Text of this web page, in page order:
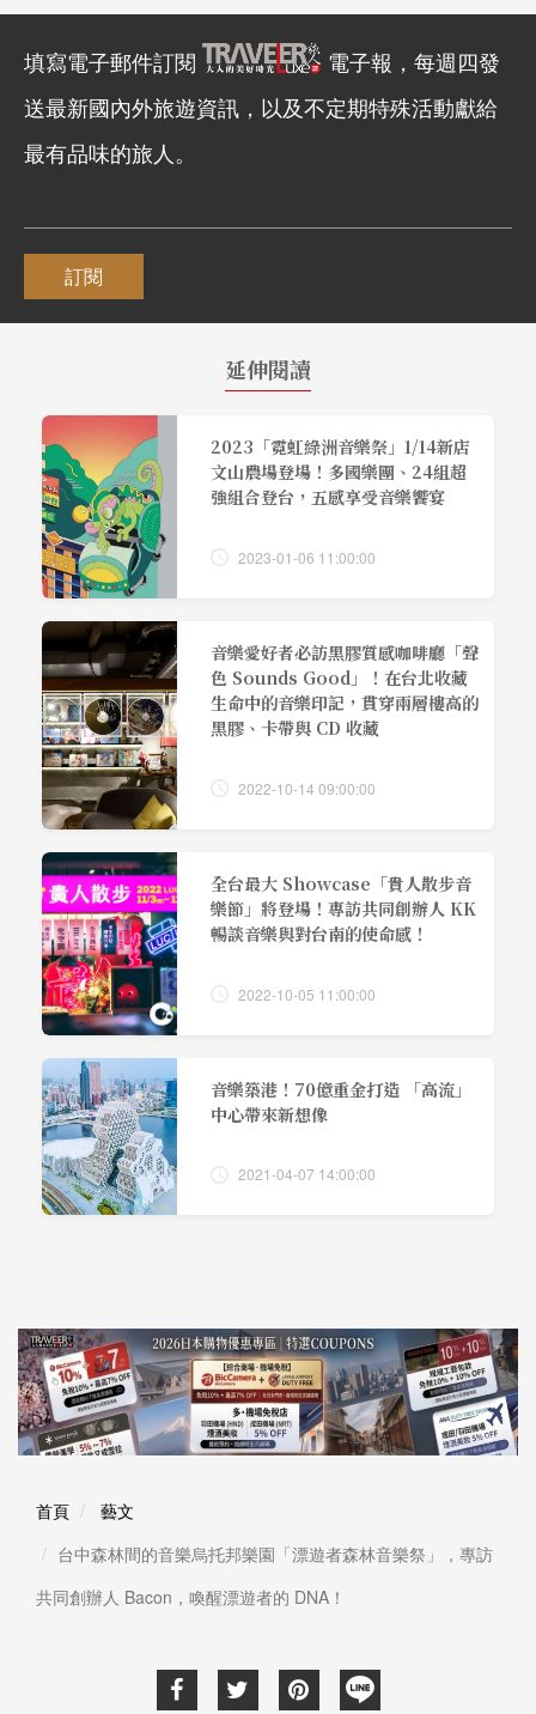
填寫電子郵件訂閱
電子報，每週四發
送最新國內外旅遊資訊，以及不定期特殊活動獻給
最有品味的旅人。
訂閱
延伸閱讀
2023「霓虹綠洲音樂祭」1/14新店
文山農場登場！多國樂團、24組超
強組合登台，五感享受音樂饗宴
2023-01-06 11:00:00
音樂愛好者必訪黑膠質感咖啡廳「聲
色 Sounds Good」！在台北收藏
生命中的音樂印記，貫穿兩層樓高的
黑膠、卡帶與 CD 收藏
2022-10-14 09:00:00
全台最大 Showcase「貴人散步音
樂節」將登場！專訪共同創辦人 KK
暢談音樂與對台南的使命感！
2022-10-05 11:00:00
音樂築港！70億重金打造 「高流」
中心帶來新想像
2021-04-07 14:00:00
首頁
藝文
台中森林間的音樂烏托邦樂園「漂遊者森林音樂祭」，專訪
共同創辦人 Bacon，喚醒漂遊者的 DNA！